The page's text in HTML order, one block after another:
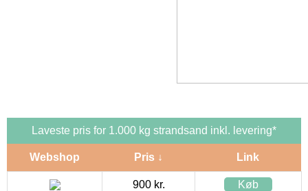
Laveste pris for 1.000 kg strandsand inkl. levering*
Webshop Pris ↓ Link
900 kr. Køb